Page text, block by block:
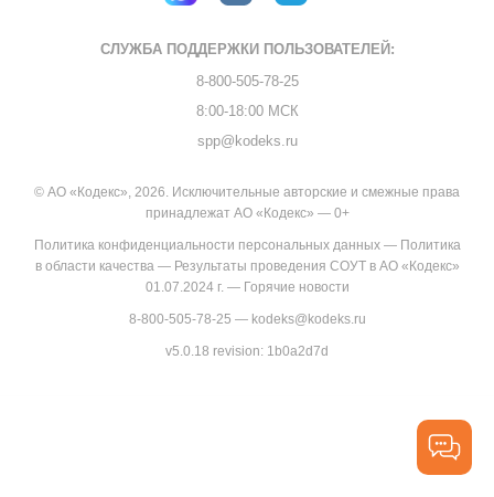
СЛУЖБА ПОДДЕРЖКИ ПОЛЬЗОВАТЕЛЕЙ:
8-800-505-78-25
8:00-18:00 МСК
spp@kodeks.ru
© АО «Кодекс», 2026. Исключительные авторские и смежные права
принадлежат АО «Кодекс» — 0+
Политика конфиденциальности персональных данных— Политика
в области качества— Результаты проведения СОУТ в АО «Кодекс»
01.07.2024 г.— Горячие новости
8-800-505-78-25 — kodeks@kodeks.ru
v5.0.18 revision: 1b0a2d7d